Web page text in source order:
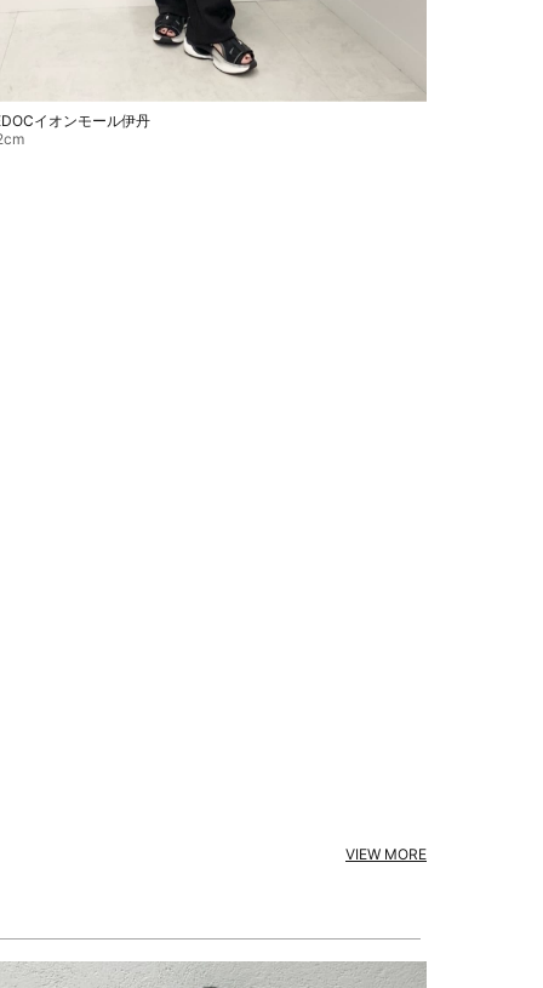
イオンモール伊丹
VIEW MORE